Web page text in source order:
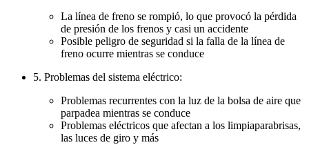
La línea de freno se rompió, lo que provocó la pérdida
de presión de los frenos y casi un accidente
Posible peligro de seguridad si la falla de la línea de
freno ocurre mientras se conduce
5. Problemas del sistema eléctrico:
Problemas recurrentes con la luz de la bolsa de aire que
parpadea mientras se conduce
Problemas eléctricos que afectan a los limpiaparabrisas,
las luces de giro y más